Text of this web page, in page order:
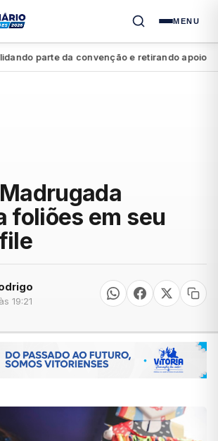
MENU
parte da convenção e retirando apoio a
foliões em seu
19:21